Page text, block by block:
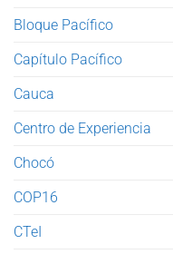
Bloque Pacífico
Capítulo Pacífico
Cauca
Centro de Experiencia
Chocó
COP16
CTeI